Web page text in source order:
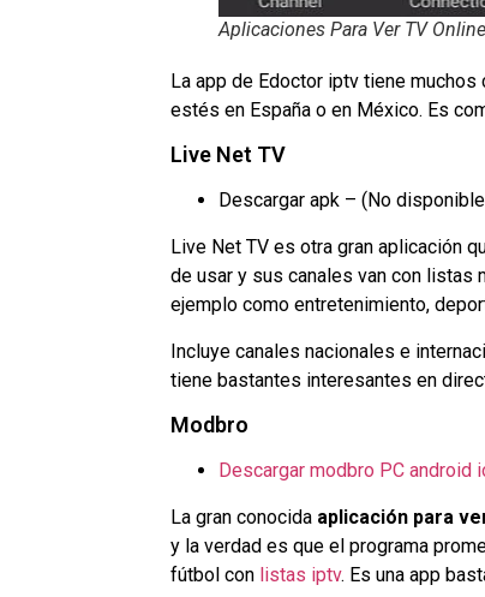
Aplicaciones Para Ver TV Online
La app de Edoctor iptv tiene
estés en España o en México. Es
Live Net TV
Descargar apk – (No
Live Net TV es otra gran aplicación
de usar y sus canales van con listas
ejemplo como entretenimiento,
Incluye canales nacionales e
tiene bastantes interesantes en
Modbro
Descargar modbro PC android
La gran conocida aplicación para
y la verdad es que el programa
fútbol con listas iptv. Es una app